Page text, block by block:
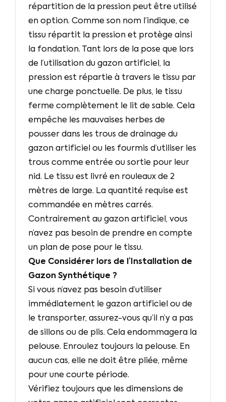
répartition de la pression peut être utilisé
en option. Comme son nom l’indique, ce
tissu répartit la pression et protège ainsi
la fondation. Tant lors de la pose que lors
de l’utilisation du gazon artificiel, la
pression est répartie à travers le tissu par
une charge ponctuelle. De plus, le tissu
ferme complètement le lit de sable. Cela
empêche les mauvaises herbes de
pousser dans les trous de drainage du
gazon artificiel ou les fourmis d’utiliser les
trous comme entrée ou sortie pour leur
nid. Le tissu est livré en rouleaux de 2
mètres de large. La quantité requise est
commandée en mètres carrés.
Contrairement au gazon artificiel, vous
n’avez pas besoin de prendre en compte
un plan de pose pour le tissu.
Que Considérer lors de l’Installation de
Gazon Synthétique ?
Si vous n’avez pas besoin d’utiliser
immédiatement le gazon artificiel ou de
le transporter, assurez-vous qu’il n’y a pas
de sillons ou de plis. Cela endommagera la
pelouse. Enroulez toujours la pelouse. En
aucun cas, elle ne doit être pliée, même
pour une courte période.
Vérifiez toujours que les dimensions de